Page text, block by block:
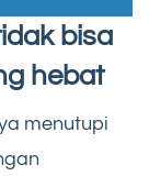
bisa
hebat
menutupi